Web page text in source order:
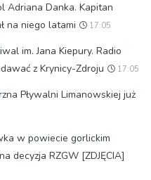
Adriana Danka. Kapitan
na niego latami
17:05
im. Jana Kiepury. Radio
z Krynicy-Zdroju
17:05
Pływalni Limanowskiej już
w powiecie gorlickim
decyzja RZGW [ZDJĘCIA]